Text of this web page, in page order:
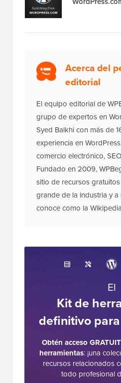
Acerca del
editorial
El equipo editorial de
grupo de expertos en
Syed Balkhi con más de
experiencia en
comercio electrónico,
Fundado en 2009,
sitio de recursos
grande de la industria y
conoce como la
El
Kit de
definitivo
Obtén acceso
herramientas: ¡una
recursos relacionados
todo profesional